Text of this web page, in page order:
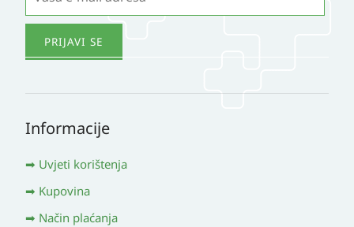
Informacije
Uvjeti korištenja
Kupovina
Način plaćanja